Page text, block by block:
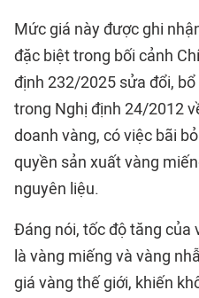
Mức giá này được ghi
đặc biệt trong bối cảnh
định 232/2025 sửa đổi,
trong Nghị định 24/2012
doanh vàng, có việc bãi
quyền sản xuất vàng
nguyên liệu.
Đáng nói, tốc độ tăng của
là vàng miếng và vàng
giá vàng thế giới, khiến